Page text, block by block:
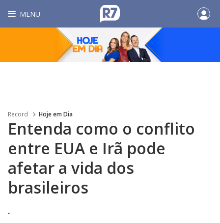
MENU
Record Hoje em Dia
Entenda como o conflito
entre EUA e Irã pode
afetar a vida dos
brasileiros
.